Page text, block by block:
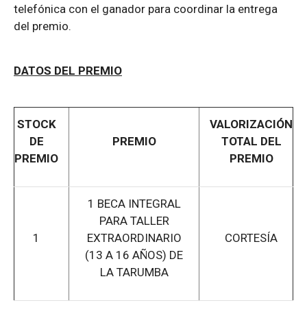
telefónica con el ganador para coordinar la entrega
del premio.
DATOS DEL PREMIO
STOCK
DE
PREMIO
PREMIO
VALORIZACIÓN
TOTAL DEL
PREMIO
1
1 BECA INTEGRAL
PARA TALLER
EXTRAORDINARIO
(13 A 16 AÑOS) DE
LA TARUMBA
CORTESÍA